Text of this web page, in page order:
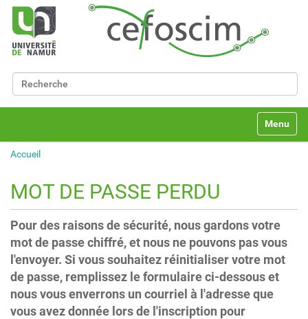
Chercher par
v
Toggle
Accueil
MOT DE PASSE PERDU
Pour des raisons de sécurité, nous gardons votre
mot de passe chiffré, et nous ne pouvons pas vous
l'envoyer. Si vous souhaitez réinitialiser votre mot
de passe, remplissez le formulaire ci-dessous et
nous vous enverrons un courriel à l'adresse que
vous avez donnée lors de l'inscription pour